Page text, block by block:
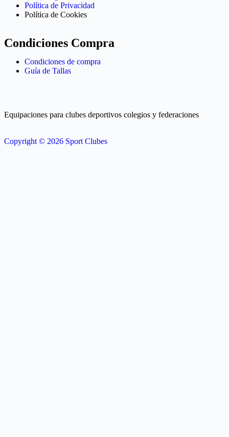
Política de Privacidad
Política de Cookies
Condiciones Compra
Condiciones de compra
Guía de Tallas
Equipaciones para clubes deportivos colegios y federaciones
Copyright © 2026 Sport Clubes